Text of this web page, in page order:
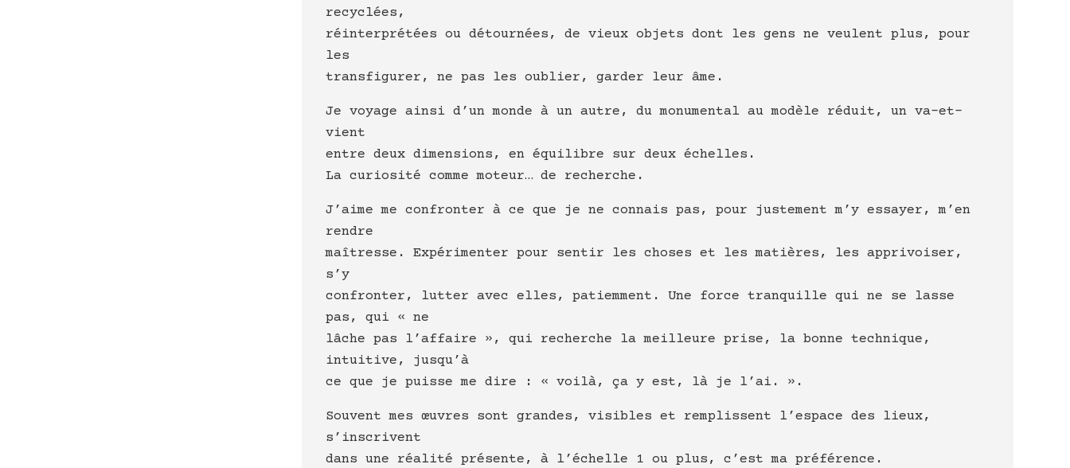
recyclées,
réinterprétées ou détournées, de vieux objets dont les gens ne veulent plus, pour
les
transfigurer, ne pas les oublier, garder leur âme.
Je voyage ainsi d’un monde à un autre, du monumental au modèle réduit, un va-et-
vient
entre deux dimensions, en équilibre sur deux échelles.
La curiosité comme moteur… de recherche.
J’aime me confronter à ce que je ne connais pas, pour justement m’y essayer, m’en
rendre
maîtresse. Expérimenter pour sentir les choses et les matières, les apprivoiser,
s’y
confronter, lutter avec elles, patiemment. Une force tranquille qui ne se lasse
pas, qui « ne
lâche pas l’affaire », qui recherche la meilleure prise, la bonne technique,
intuitive, jusqu’à
ce que je puisse me dire : « voilà, ça y est, là je l’ai. ».
Souvent mes œuvres sont grandes, visibles et remplissent l’espace des lieux,
s’inscrivent
dans une réalité présente, à l’échelle 1 ou plus, c’est ma préférence.